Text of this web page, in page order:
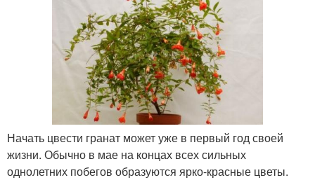
Начать цвести гранат может уже в первый год своей
жизни. Обычно в мае на концах всех сильных
однолетних побегов образуются ярко-красные цветы.